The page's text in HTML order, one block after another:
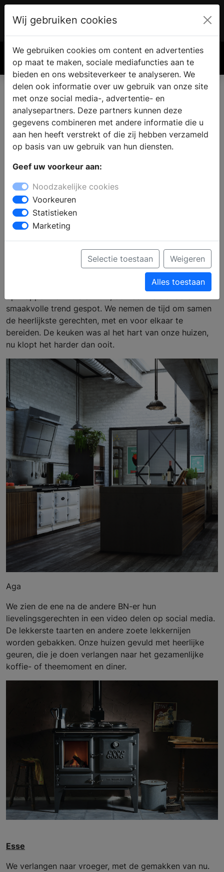
€ 0.00
Beleef 'Toen was geluk heel
gewoon' in de keuken
Nu we massaal thuis werken en het buitenleven zeer
beperkt is, wordt er naast het schoonmaken en
smaakvolle trend gespot. We nemen de tijd om samen
de heerlijkste gerechten, met en voor elkaar te
bereiden. De keuken was al het hart van onze huizen,
nu klopt het harder dan ooit.
Aga
We zien de ene na de andere BN-er hun
lievelingsgerechten in een video delen op social media.
De lekkerste taarten en andere zoete lekkernijen
worden gebakken. Onze huizen gevuld met heerlijke
geuren, die je doen verlangen naar het gezamenlijke
koffie- of theemoment en diner.
Esse
We verlangen naar vroeger, met de gemakken van nu.
Wij gebruiken cookies
We gebruiken cookies om content en advertenties
op maat te maken, sociale mediafuncties aan te
bieden en ons websiteverkeer te analyseren. We
delen ook informatie over uw gebruik van onze site
met onze social media-, advertentie- en
analysepartners. Deze partners kunnen deze
gegevens combineren met andere informatie die u
aan hen heeft verstrekt of die zij hebben verzameld
op basis van uw gebruik van hun diensten.
Geef uw voorkeur aan:
Noodzakelijke cookies
Voorkeuren
Statistieken
Marketing
Selectie toestaan Weigeren
Alles toestaan